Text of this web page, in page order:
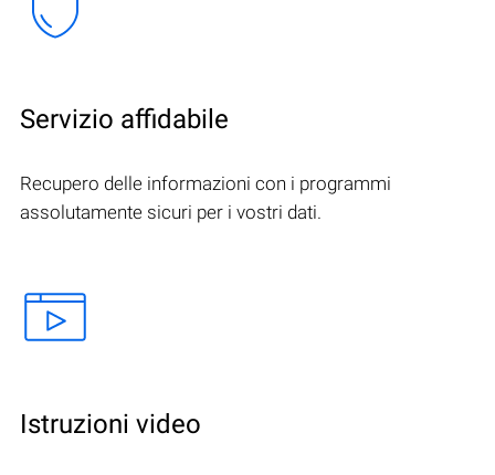
Servizio affidabile
Recupero delle informazioni con i programmi
assolutamente sicuri per i vostri dati.
Istruzioni video